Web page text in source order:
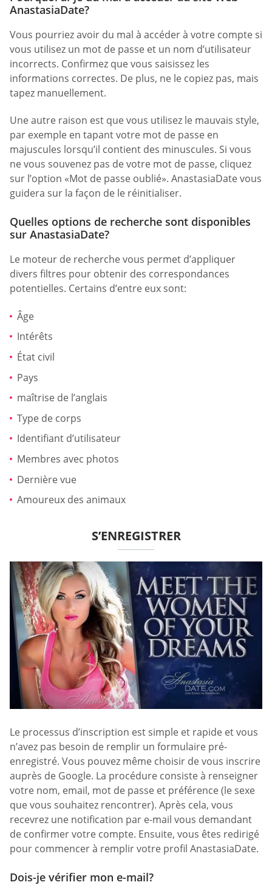
AnastasiaDate?
Vous pourriez avoir du mal à accéder à votre compte si
vous utilisez un mot de passe et un nom d’utilisateur
incorrects. Confirmez que vous saisissez les
informations correctes. De plus, ne le copiez pas, mais
tapez manuellement.
Une autre raison est que vous utilisez le mauvais style,
par exemple en tapant votre mot de passe en
majuscules lorsqu’il contient des minuscules. Si vous
ne vous souvenez pas de votre mot de passe, cliquez
sur l’option «Mot de passe oublié». AnastasiaDate vous
guidera sur la façon de le réinitialiser.
Quelles options de recherche sont disponibles
sur AnastasiaDate?
Le moteur de recherche vous permet d’appliquer
divers filtres pour obtenir des correspondances
potentielles. Certains d’entre eux sont:
Âge
Intérêts
État civil
Pays
maîtrise de l’anglais
Type de corps
Identifiant d’utilisateur
Membres avec photos
Dernière vue
Amoureux des animaux
S’ENREGISTRER
Le processus d’inscription est simple et rapide et vous
n’avez pas besoin de remplir un formulaire pré-
enregistré. Vous pouvez même choisir de vous inscrire
auprès de Google. La procédure consiste à renseigner
votre nom, email, mot de passe et préférence (le sexe
que vous souhaitez rencontrer). Après cela, vous
recevrez une notification par e-mail vous demandant
de confirmer votre compte. Ensuite, vous êtes redirigé
pour commencer à remplir votre profil AnastasiaDate.
Dois-je vérifier mon e-mail?